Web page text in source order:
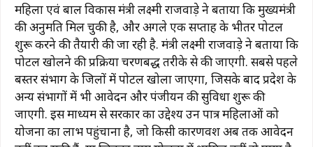
o
o
k
p
p
m n
k
महिला एवं बाल विकास मंत्री लक्ष्मी राजवाड़े ने बताया कि मुख्यमंत्री
की अनुमति मिल चुकी है, और अगले एक सप्ताह के भीतर पोर्टल
शुरू करने की तैयारी की जा रही है. मंत्री लक्ष्मी राजवाड़े ने बताया कि
पोर्टल खोलने की प्रक्रिया चरणबद्ध तरीके से की जाएगी. सबसे पहले
बस्तर संभाग के जिलों में पोर्टल खोला जाएगा, जिसके बाद प्रदेश के
अन्य संभागों में भी आवेदन और पंजीयन की सुविधा शुरू की
जाएगी. इस माध्यम से सरकार का उद्देश्य उन पात्र महिलाओं को
योजना का लाभ पहुंचाना है, जो किसी कारणवश अब तक आवेदन